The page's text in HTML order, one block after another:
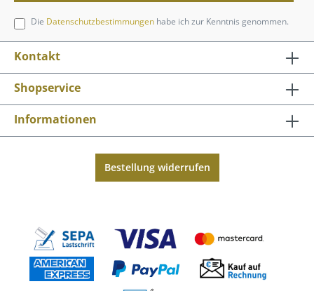
Die Datenschutzbestimmungen habe ich zur Kenntnis genommen.
Kontakt
Shopservice
Informationen
Bestellung widerrufen